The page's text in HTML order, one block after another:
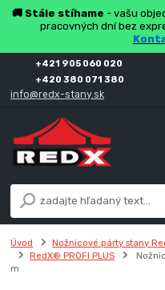
🚚 Stále stíhame - vašu
pracovných dní bez
+421 905 060 020
+420 380 071 380
info@redx-stany.sk
Úvod Nožnicové párty stany
RedX® PROFI PLUS
m